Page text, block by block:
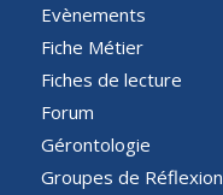
Evènements
Fiche Métier
Fiches de lecture
Forum
Gérontologie
Groupes de Réflexion